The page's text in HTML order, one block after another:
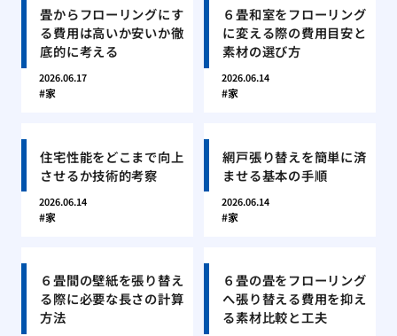
畳からフローリングにす
る費用は高いか安いか徹
底的に考える
2026.06.17
家
６畳和室をフローリング
に変える際の費用目安と
素材の選び方
2026.06.14
家
住宅性能をどこまで向上
させるか技術的考察
2026.06.14
家
網戸張り替えを簡単に済
ませる基本の手順
2026.06.14
家
６畳間の壁紙を張り替え
る際に必要な長さの計算
方法
６畳の畳をフローリング
へ張り替える費用を抑え
る素材比較と工夫